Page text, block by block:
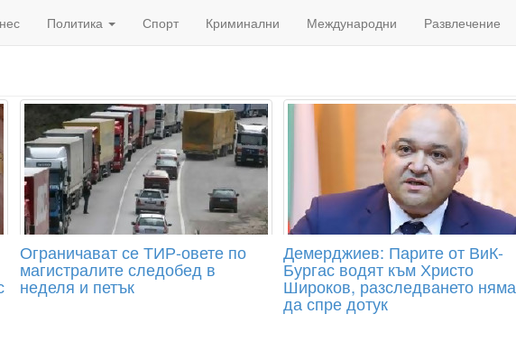
Политика Спорт Криминални Международни Развлечение
Ограничават се ТИР-овете по
магистралите следобед в
неделя и петък
Демерджиев: Парите от ВиК-
Бургас водят към Христо
Широков, разследването няма
да спре дотук